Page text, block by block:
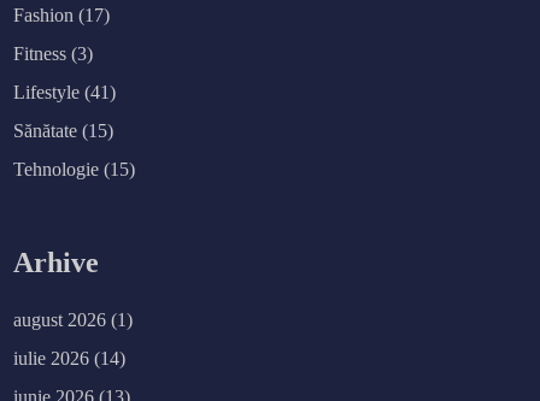
Fashion (17)
Fitness (3)
Lifestyle (41)
Sănătate (15)
Tehnologie (15)
Arhive
august 2026 (1)
iulie 2026 (14)